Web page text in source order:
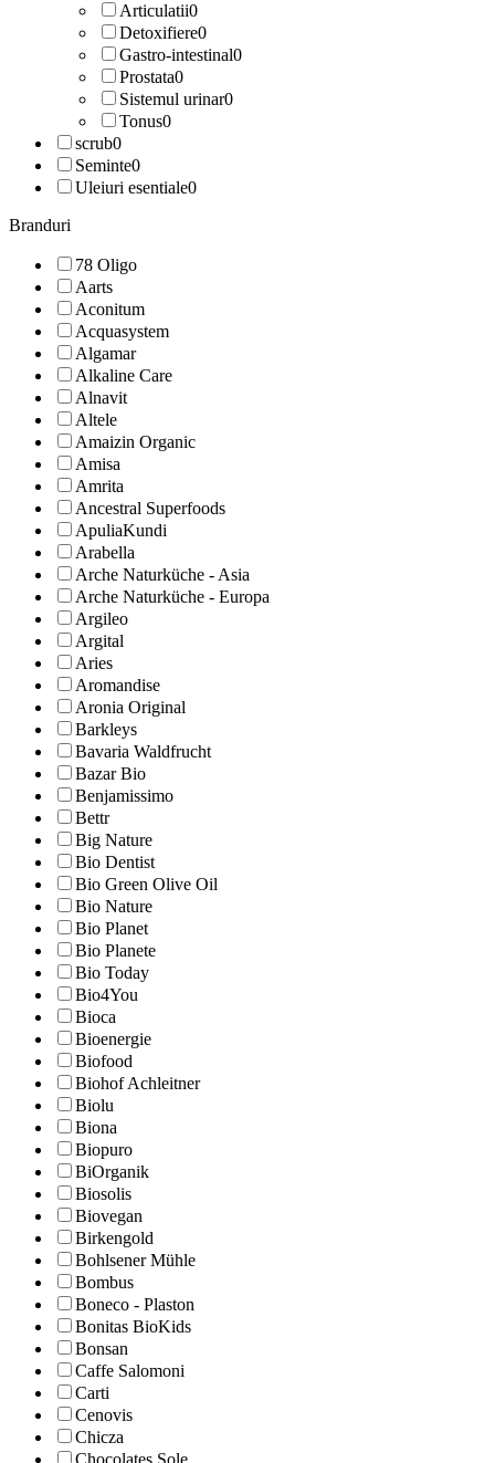
Articulatii0
Detoxifiere0
Gastro-intestinal0
Prostata0
Sistemul urinar0
Tonus0
scrub0
Seminte0
Uleiuri esentiale0
Branduri
78 Oligo
Aarts
Aconitum
Acquasystem
Algamar
Alkaline Care
Alnavit
Altele
Amaizin Organic
Amisa
Amrita
Ancestral Superfoods
ApuliaKundi
Arabella
Arche Naturküche - Asia
Arche Naturküche - Europa
Argileo
Argital
Aries
Aromandise
Aronia Original
Barkleys
Bavaria Waldfrucht
Bazar Bio
Benjamissimo
Bettr
Big Nature
Bio Dentist
Bio Green Olive Oil
Bio Nature
Bio Planet
Bio Planete
Bio Today
Bio4You
Bioca
Bioenergie
Biofood
Biohof Achleitner
Biolu
Biona
Biopuro
BiOrganik
Biosolis
Biovegan
Birkengold
Bohlsener Mühle
Bombus
Boneco - Plaston
Bonitas BioKids
Bonsan
Caffe Salomoni
Carti
Cenovis
Chicza